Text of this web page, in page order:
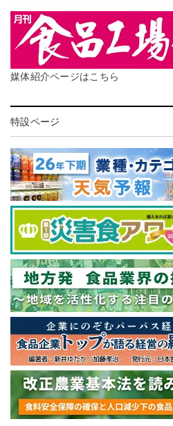
媒体紹介ページはこちら
特設ページ